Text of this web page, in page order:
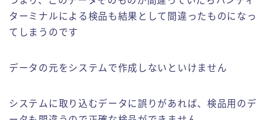
ターミナルによる検品も結果として間違ったものになっ
てしまうのです
データの元をシステムで作成しないといけません
システムに取り込むデータに誤りがあれば、検品用のデ